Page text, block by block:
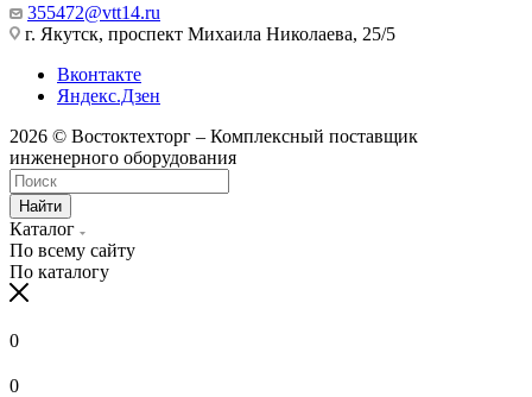
355472@vtt14.ru
г. Якутск, проспект Михаила Николаева, 25/5
Вконтакте
Яндекс.Дзен
2026 © Востоктехторг – Комплексный поставщик
инженерного оборудования
Найти
Каталог
По всему сайту
По каталогу
0
0